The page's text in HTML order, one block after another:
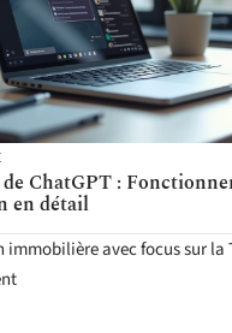
ChatGPT :
en détail